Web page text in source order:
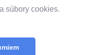
súbory cookies.